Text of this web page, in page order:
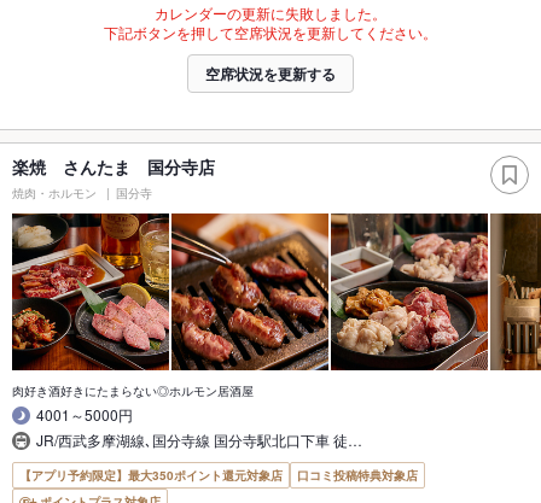
カレンダーの更新に失敗しました。
下記ボタンを押して空席状況を更新してください。
空席状況を更新する
楽焼 さんたま 国分寺店
焼肉・ホルモン 国分寺
肉好き酒好きにたまらない◎ホルモン居酒屋
4001～5000円
JR/西武多摩湖線､国分寺線 国分寺駅北口下車 徒…
【アプリ予約限定】最大350ポイント還元対象店
口コミ投稿特典対象店